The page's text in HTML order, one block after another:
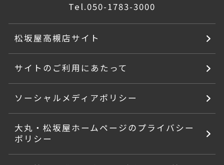
Tel.050-1783-3000
松坂屋高槻店サイト
サイトのご利用にあたって
ソーシャルメディアポリシー
大丸・松坂屋ホームページのプライバシー
ポリシー